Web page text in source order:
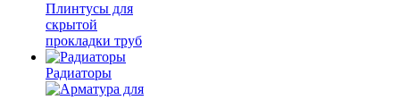
Плинтусы для
скрытой
прокладки труб
Радиаторы